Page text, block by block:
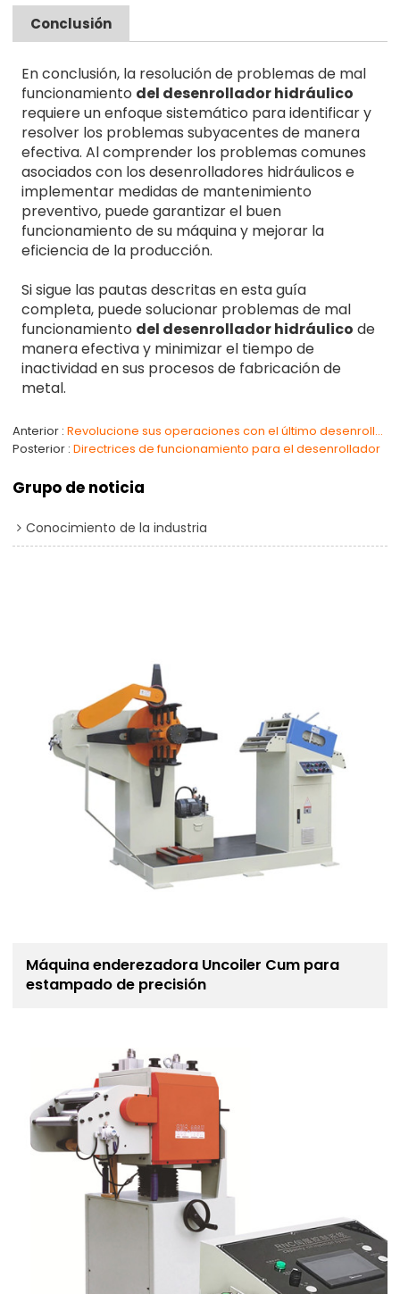
Conclusión
En conclusión, la resolución de problemas de mal
funcionamiento del desenrollador hidráulico
requiere un enfoque sistemático para identificar y
resolver los problemas subyacentes de manera
efectiva. Al comprender los problemas comunes
asociados con los desenrolladores hidráulicos e
implementar medidas de mantenimiento
preventivo, puede garantizar el buen
funcionamiento de su máquina y mejorar la
eficiencia de la producción.
Si sigue las pautas descritas en esta guía
completa, puede solucionar problemas de mal
funcionamiento del desenrollador hidráulico de
manera efectiva y minimizar el tiempo de
inactividad en sus procesos de fabricación de
metal.
Anterior
Revolucione sus operaciones con el último desenrollador de servicio pesado totalmente automático
Posterior Directrices de funcionamiento para el desenrollador
Grupo de noticia
Conocimiento de la industria
Máquina enderezadora Uncoiler Cum para
estampado de precisión